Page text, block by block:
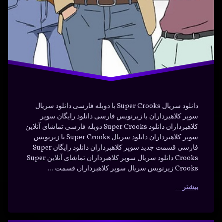
دانلود سریال Super Crooks با دوبله فارسی دانلود سریال
سوپر کلاهبرداران با زیرنویس فارسی دانلود رایگان سوپر
کلاهبرداران دانلود Super Crooks دوبله فارسی تماشای آنلاین
سوپر کلاهبرداران دانلود سریال Super Crooks با زیرنویس
فارسی قسمت جدید سوپر کلاهبرداران دانلود رایگان Super
Crooks دانلود سریال سوپر کلاهبرداران تماشای آنلاین Super
Crooks زیرنویس سریال سوپر کلاهبرداران قسمت …
بیشتر
کمدی